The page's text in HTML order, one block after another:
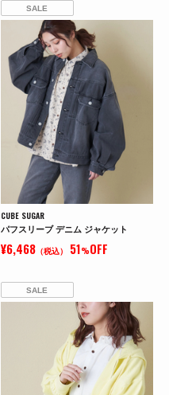
SALE
CUBE SUGAR
パフスリーブ デニム ジャケット
¥6,468（税込） 51%OFF
SALE